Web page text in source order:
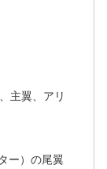
主翼、アリ
ー）の尾翼